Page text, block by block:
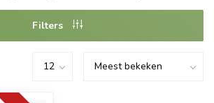
Filters